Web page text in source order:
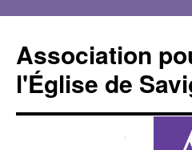
contenu
Association
l'Église de